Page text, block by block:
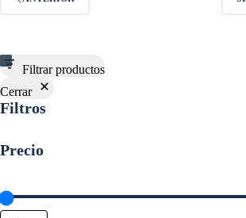
Filtrar productos
Cerrar
Filtros
Precio